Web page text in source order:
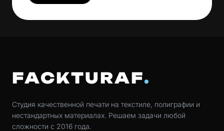
FACKTURAF
Студия качественной печати на текстиле, полиграфии и
нестандартных материалах. Решаем задачи любой
сложности с 2016 года.